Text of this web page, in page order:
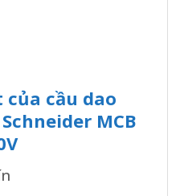
cầu dao
MCB